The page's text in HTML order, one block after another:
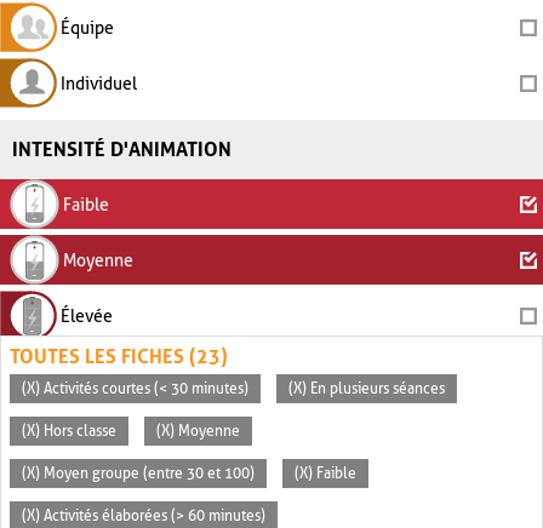
Équipe
Individuel
INTENSITÉ D'ANIMATION
Faible
Moyenne
Élevée
TOUTES LES FICHES (23)
(X) Activités courtes (< 30 minutes) (X) En plusieurs séances
(X) Hors classe (X) Moyenne
(X) Moyen groupe (entre 30 et 100) (X) Faible
(X) Activités élaborées (> 60 minutes)